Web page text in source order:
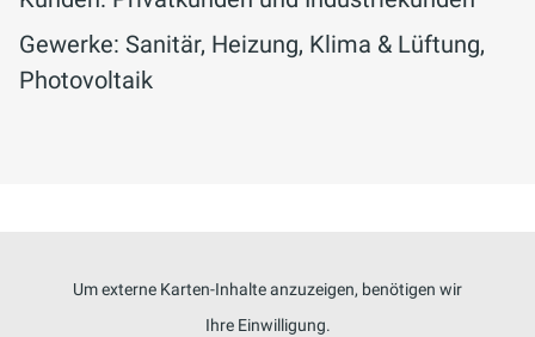
Gewerke: Sanitär, Heizung, Klima & Lüftung,
Photovoltaik
Um externe Karten-Inhalte anzuzeigen, benötigen wir
Ihre Einwilligung.